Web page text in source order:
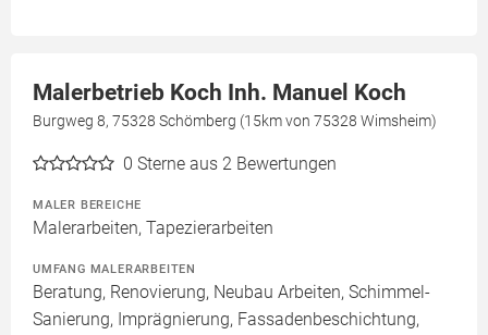
Malerbetrieb Koch Inh. Manuel Koch
Burgweg 8, 75328 Schömberg (15km von 75328 Wimsheim)
0 Sterne aus 2 Bewertungen
MALER BEREICHE
Malerarbeiten, Tapezierarbeiten
UMFANG MALERARBEITEN
Beratung, Renovierung, Neubau Arbeiten, Schimmel-
Sanierung, Imprägnierung, Fassadenbeschichtung,